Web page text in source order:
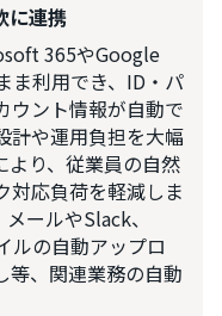
に連携
365やGoogle
ま利用でき、ID・パ
ウント情報が自動で
計や運用負担を大幅
より、従業員の自然
対応負荷を軽減しま
ールやSlack、
ルの自動アップロ
等、関連業務の自動